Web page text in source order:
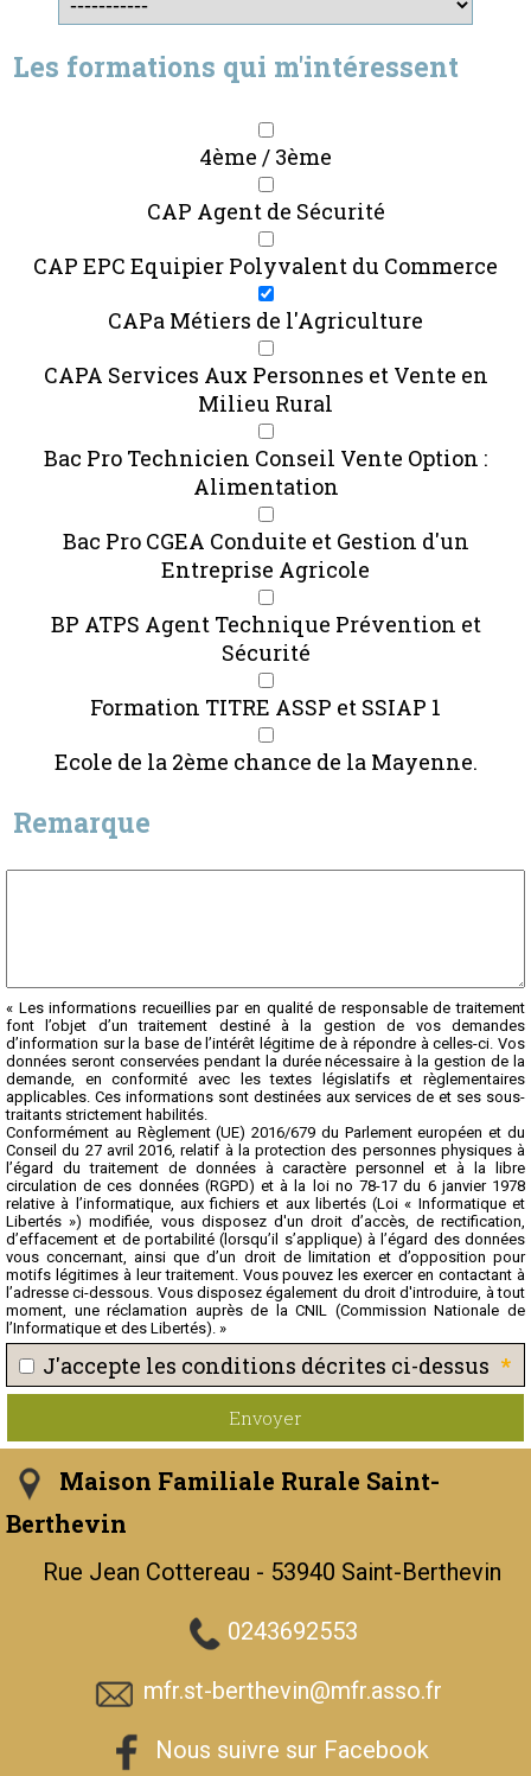
Les formations qui m'intéressent
4ème / 3ème
CAP Agent de Sécurité
CAP EPC Equipier Polyvalent du Commerce
CAPa Métiers de l'Agriculture
CAPA Services Aux Personnes et Vente en
Milieu Rural
Bac Pro Technicien Conseil Vente Option :
Alimentation
Bac Pro CGEA Conduite et Gestion d'un
Entreprise Agricole
BP ATPS Agent Technique Prévention et
Sécurité
Formation TITRE ASSP et SSIAP 1
Ecole de la 2ème chance de la Mayenne.
Remarque
« Les informations recueillies par en qualité de responsable de traitement
font l’objet d’un traitement destiné à la gestion de vos demandes
d’information sur la base de l’intérêt légitime de à répondre à celles-ci. Vos
données seront conservées pendant la durée nécessaire à la gestion de la
demande, en conformité avec les textes législatifs et règlementaires
applicables. Ces informations sont destinées aux services de et ses sous-
traitants strictement habilités.
Conformément au Règlement (UE) 2016/679 du Parlement européen et du
Conseil du 27 avril 2016, relatif à la protection des personnes physiques à
l’égard du traitement de données à caractère personnel et à la libre
circulation de ces données (RGPD) et à la loi no 78-17 du 6 janvier 1978
relative à l’informatique, aux fichiers et aux libertés (Loi « Informatique et
Libertés ») modifiée, vous disposez d'un droit d’accès, de rectification,
d’effacement et de portabilité (lorsqu’il s’applique) à l’égard des données
vous concernant, ainsi que d’un droit de limitation et d’opposition pour
motifs légitimes à leur traitement. Vous pouvez les exercer en contactant à
l’adresse ci-dessous. Vous disposez également du droit d'introduire, à tout
moment, une réclamation auprès de la CNIL (Commission Nationale de
l’Informatique et des Libertés). »
J'accepte les conditions décrites ci-dessus *
Envoyer
Maison Familiale Rurale Saint-
Berthevin
Rue Jean Cottereau - 53940 Saint-Berthevin
0243692553
mfr.st-berthevin@mfr.asso.fr
Nous suivre sur Facebook